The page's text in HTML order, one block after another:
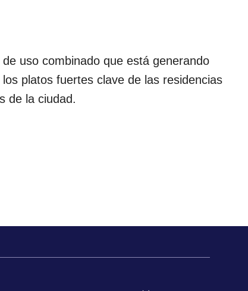
uso combinado que está generando
platos fuertes clave de las residencias
de la ciudad.